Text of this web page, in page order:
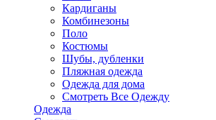
Кардиганы
Комбинезоны
Поло
Костюмы
Шубы, дубленки
Пляжная одежда
Одежда для дома
Смотреть Все Одежду
Одежда